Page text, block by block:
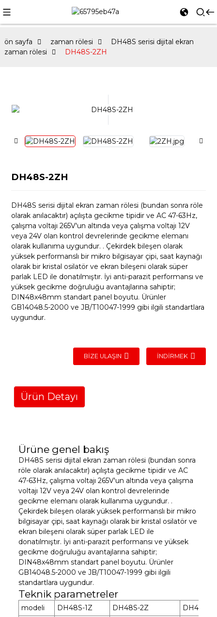
ön sayfa zaman rölesi
DH48S serisi dijital ekran
zaman rölesi
DH48S-2ZH
DH48S-2ZH
DH48S serisi dijital ekran zaman rölesi (bundan sonra röle
olarak anılacaktır) açılışta gecikme tipidir ve AC 47-63Hz,
çalışma voltajı 265V'un altında veya çalışma voltajı 12V
veya 24V olan kontrol devrelerinde gecikme elemanı
olarak kullanıma uygundur. . Çekirdek bileşen olarak
yüksek performanslı bir mikro bilgisayar çipi, saat kaynağı
olarak bir kristal osilatör ve ekran bileşeni olarak süper
parlak LED ile donatılmıştır. İyi anti-parazit performansı ve
yüksek gecikme doğruluğu avantajlarına sahiptir;
DIN48x48mm standart panel boyutu. Ürünler
GB14048.5-2000 ve JB/T10047-1999 gibi ilgili standartlara
uygundur.
BIZE ULAŞIN İNDIRMEK
Ürün Detayı
Ürüne genel bakış
DH48S serisi dijital ekran zaman rölesi (bundan sonra
röle olarak anılacaktır) açılışta gecikme tipidir ve AC
47-63Hz, çalışma voltajı 265V'un altında veya çalışma
voltajı 12V veya 24V olan kontrol devrelerinde
gecikme elemanı olarak kullanıma uygundur. .
Çekirdek bileşen olarak yüksek performanslı bir mikro
bilgisayar çipi, saat kaynağı olarak bir kristal osilatör ve
ekran bileşeni olarak süper parlak LED ile
donatılmıştır. İyi anti-parazit performansı ve yüksek
gecikme doğruluğu avantajlarına sahiptir;
DIN48x48mm standart panel boyutu. Ürünler
GB14048.5-2000 ve JB/T10047-1999 gibi ilgili
standartlara uygundur.
Teknik parametreler
modeli DH48S-1Z DH48S-2Z
DH48S-